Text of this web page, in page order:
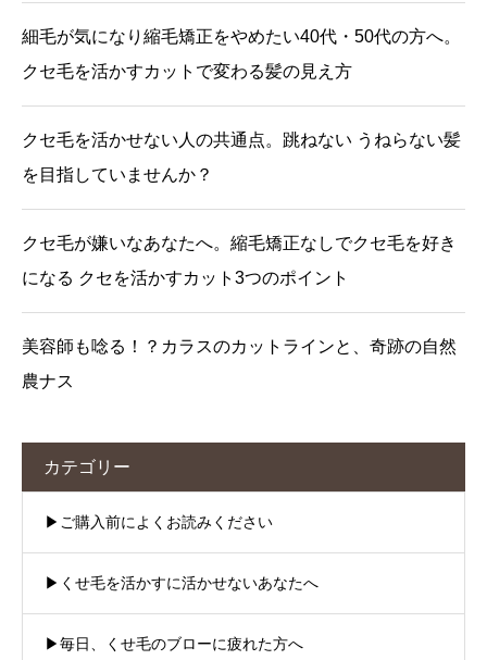
細毛が気になり縮毛矯正をやめたい40代・50代の方へ。
クセ毛を活かすカットで変わる髪の見え方
クセ毛を活かせない人の共通点。跳ねない うねらない髪
を目指していませんか？
クセ毛が嫌いなあなたへ。縮毛矯正なしでクセ毛を好き
になる クセを活かすカット3つのポイント
美容師も唸る！？カラスのカットラインと、奇跡の自然
農ナス
カテゴリー
▶︎ご購入前によくお読みください
▶︎くせ毛を活かすに活かせないあなたへ
▶︎毎日、くせ毛のブローに疲れた方へ